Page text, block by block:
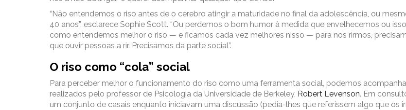
“Não entendemos o riso antes de o cérebro atingir a maturidade no final da adolescência, ou
40 anos”, esclarece Sophie Scott. “Ou perdemos o bom humor à medida que envelhecemos ou
como entendemos melhor o riso — e ficamos cada vez melhores nisso — para nos rirmos,
que ouvir pessoas a rir. Precisamos da parte social”.
O riso como “cola” social
Para perceber melhor o funcionamento do riso como uma ferramenta social, podemos
realizados pelo professor de Psicologia da Universidade de Berkeley, Robert Levenson. Em
um conjunto de casais enquanto iniciavam uma discussão (pedia-lhes que referissem algo que os